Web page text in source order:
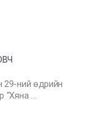
29-ний өдрийн
“Хяна …